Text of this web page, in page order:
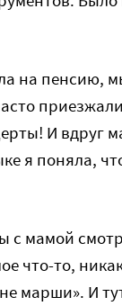
на пенсию,
И вдруг
я поняла,
с мамой
что-то,
марши». И